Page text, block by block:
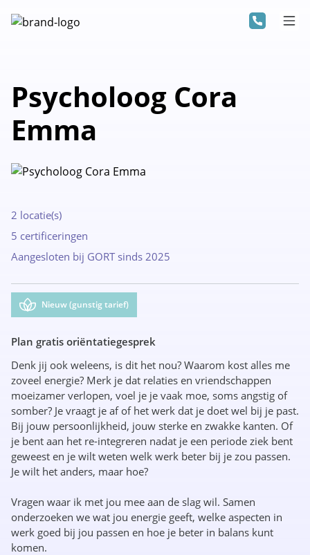
Plan gratis oriëntatiegesprek
Denk jij ook weleens, is dit het nou? Waarom kost alles me
zoveel energie? Merk je dat relaties en vriendschappen
moeizamer verlopen, voel je je vaak moe, soms angstig of
somber? Je vraagt je af of het werk dat je doet wel bij je past.
Bij jouw persoonlijkheid, jouw sterke en zwakke kanten. Of
je bent aan het re-integreren nadat je een periode ziek bent
geweest en je wilt weten welk werk beter bij je zou passen.
Je wilt het anders, maar hoe?
Vragen waar ik met jou mee aan de slag wil. Samen
onderzoeken we wat jou energie geeft, welke aspecten in
werk goed bij jou passen en hoe je beter in balans kunt
komen.
Psycholoog Cora
Emma
2 locatie(s)
5 certificeringen
Aangesloten bij GORT sinds 2025
Nieuw (gunstig tarief)